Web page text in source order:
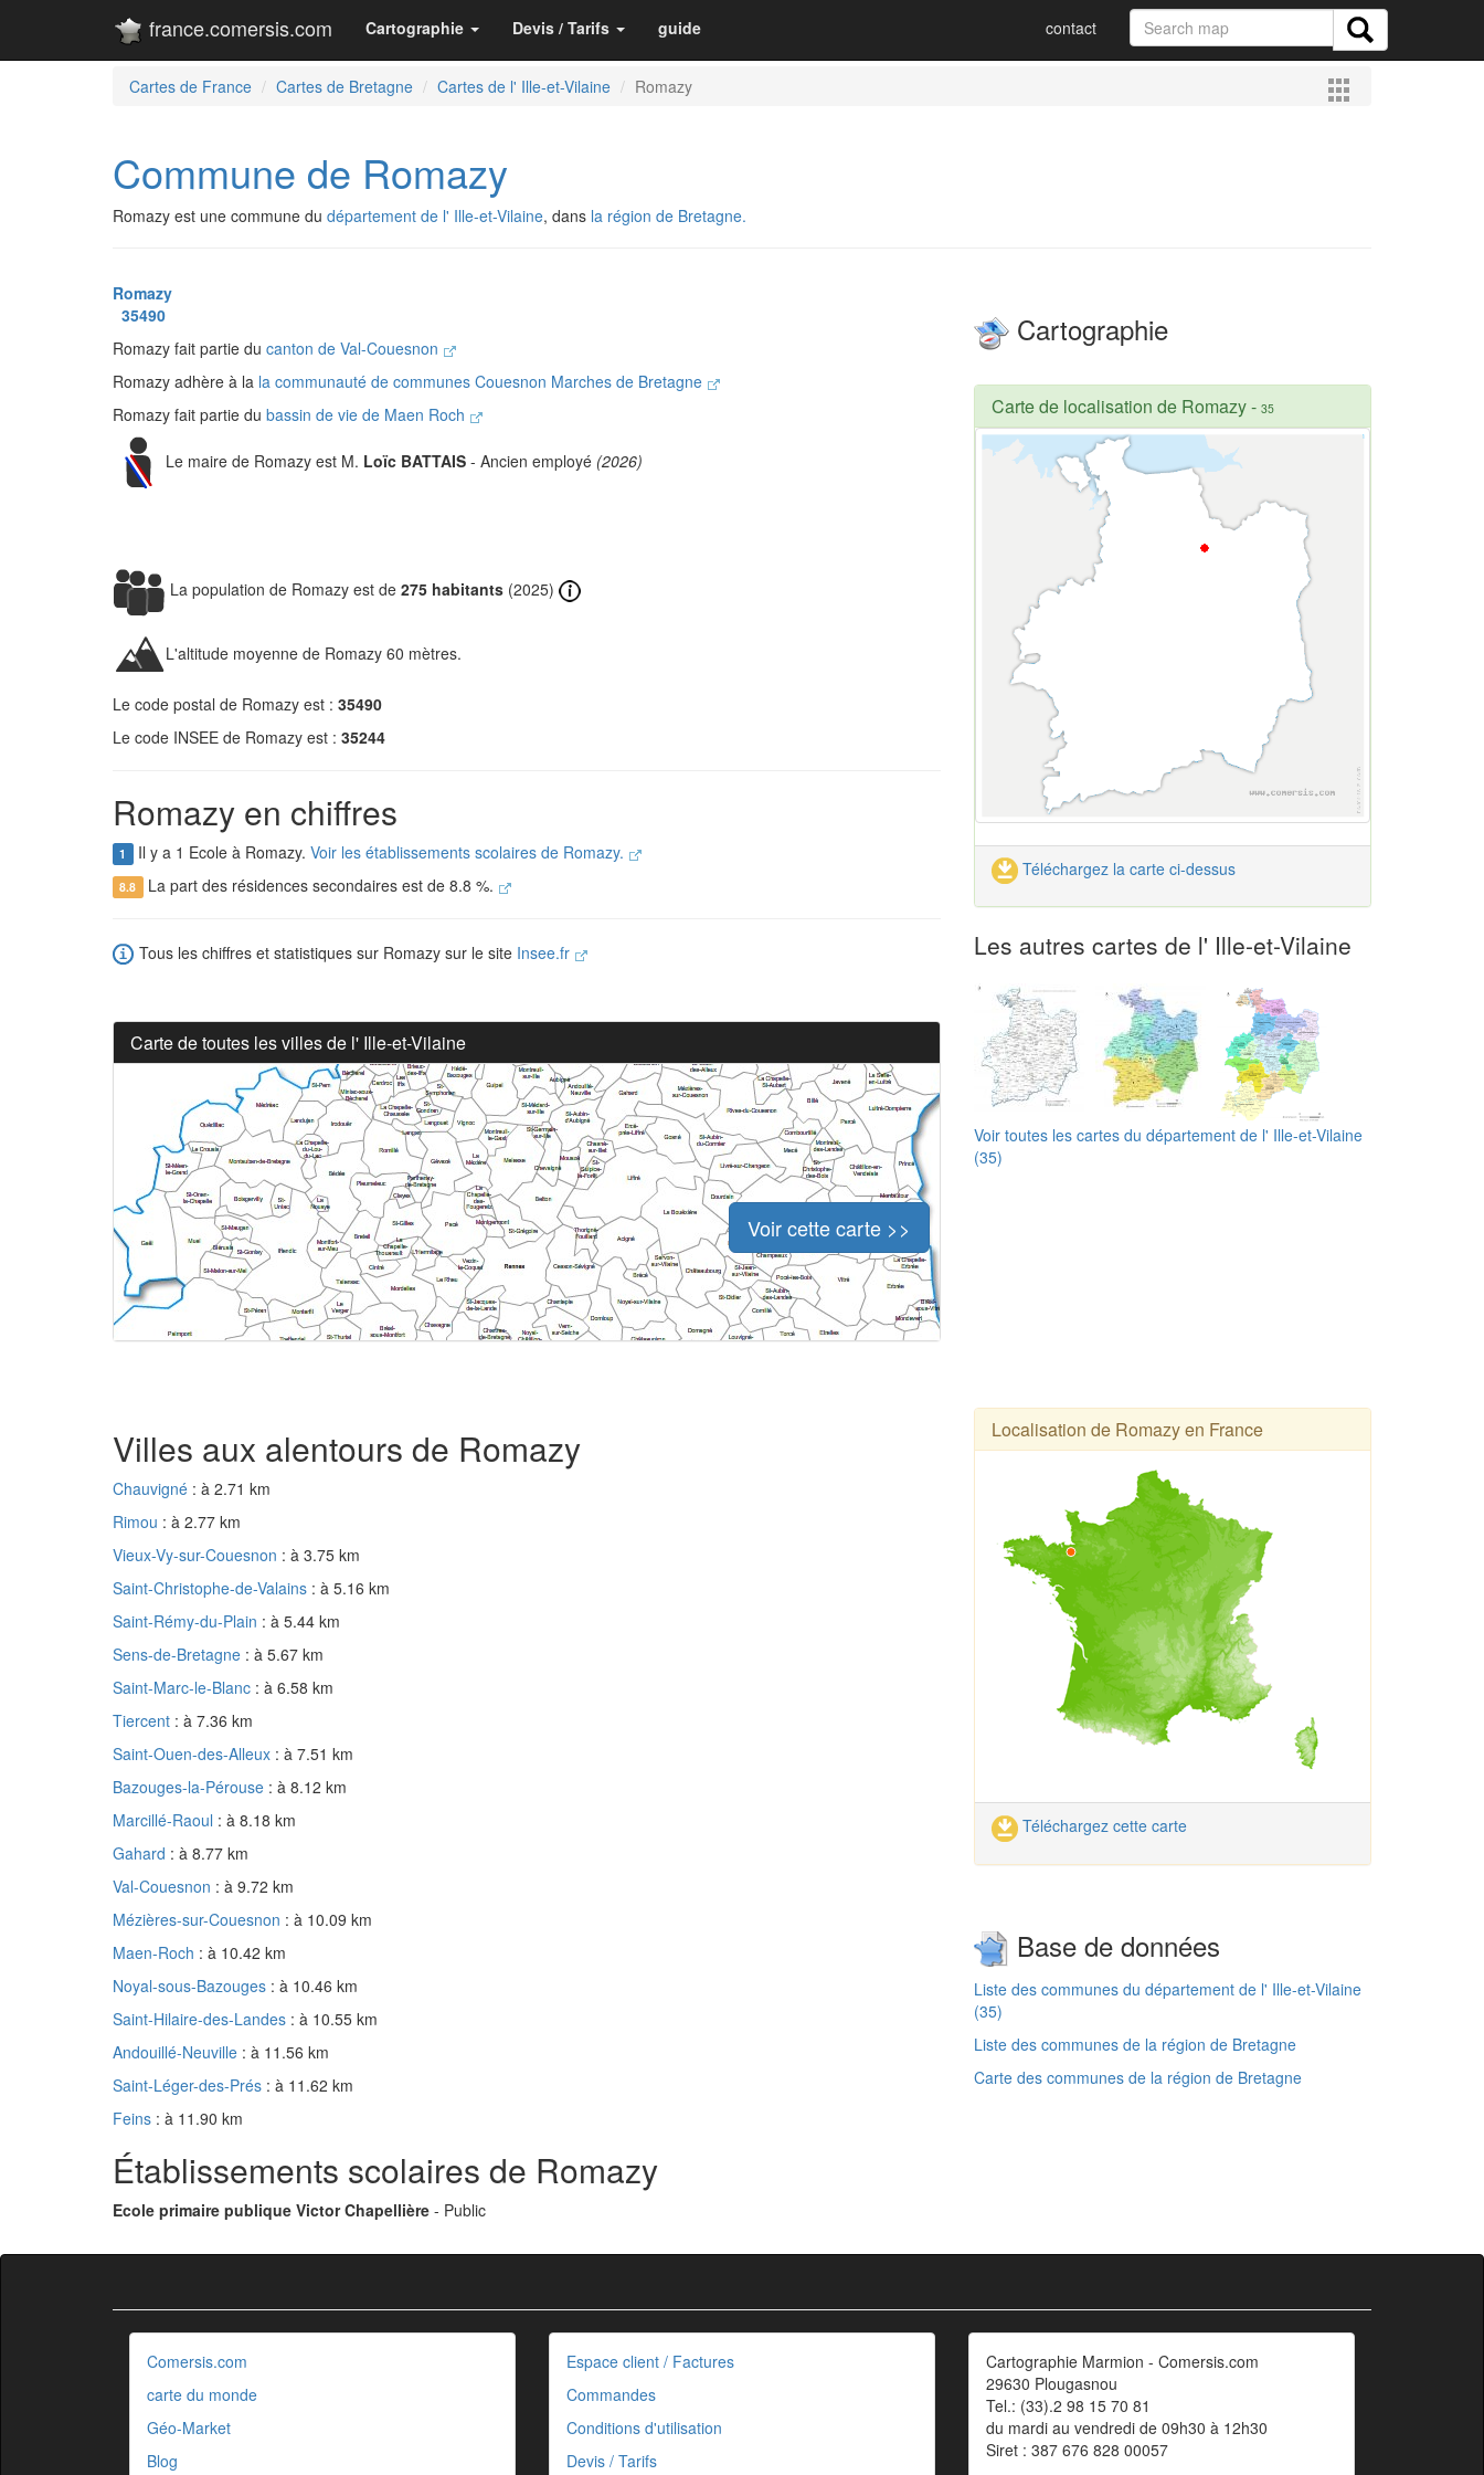
france.comersis.com Cartographie Devis / Tarifs guide contact
Cartes de France Cartes de Bretagne Cartes de l' Ille-et-Vilaine Romazy
Commune de Romazy
Romazy est une commune du département de l' Ille-et-Vilaine, dans la région de Bretagne.
Romazy
35490
Romazy fait partie du canton de Val-Couesnon
Romazy adhère à la la communauté de communes Couesnon Marches de Bretagne
Romazy fait partie du bassin de vie de Maen Roch
Le maire de Romazy est M. Loïc BATTAIS - Ancien employé (2026)
La population de Romazy est de 275 habitants (2025)
L'altitude moyenne de Romazy 60 mètres.
Le code postal de Romazy est : 35490
Le code INSEE de Romazy est : 35244
Romazy en chiffres
1 Il y a 1 Ecole à Romazy. Voir les établissements scolaires de Romazy.
8.8 La part des résidences secondaires est de 8.8 %.
Tous les chiffres et statistiques sur Romazy sur le site Insee.fr
Carte de toutes les villes de l' Ille-et-Vilaine
Voir cette carte >>
Cartographie
Carte de localisation de Romazy- 35
Téléchargez la carte ci-dessus
Les autres cartes de l' Ille-et-Vilaine
Voir toutes les cartes du département de l' Ille-et-Vilaine
(35)
Villes aux alentours de Romazy
Chauvigné : à 2.71 km
Rimou : à 2.77 km
Vieux-Vy-sur-Couesnon : à 3.75 km
Saint-Christophe-de-Valains : à 5.16 km
Saint-Rémy-du-Plain : à 5.44 km
Sens-de-Bretagne : à 5.67 km
Saint-Marc-le-Blanc : à 6.58 km
Tiercent : à 7.36 km
Saint-Ouen-des-Alleux : à 7.51 km
Bazouges-la-Pérouse : à 8.12 km
Marcillé-Raoul : à 8.18 km
Gahard : à 8.77 km
Val-Couesnon : à 9.72 km
Mézières-sur-Couesnon : à 10.09 km
Maen-Roch : à 10.42 km
Noyal-sous-Bazouges : à 10.46 km
Saint-Hilaire-des-Landes : à 10.55 km
Andouillé-Neuville : à 11.56 km
Saint-Léger-des-Prés : à 11.62 km
Feins : à 11.90 km
Établissements scolaires de Romazy
Ecole primaire publique Victor Chapellière - Public
Localisation de Romazy en France
Téléchargez cette carte
Base de données
Liste des communes du département de l' Ille-et-Vilaine
(35)
Liste des communes de la région de Bretagne
Carte des communes de la région de Bretagne
Comersis.com
carte du monde
Géo-Market
Blog
Espace client / Factures
Commandes
Conditions d'utilisation
Devis / Tarifs
Cartographie Marmion - Comersis.com
29630 Plougasnou
Tel.: (33).2 98 15 70 81
du mardi au vendredi de 09h30 à 12h30
Siret : 387 676 828 00057